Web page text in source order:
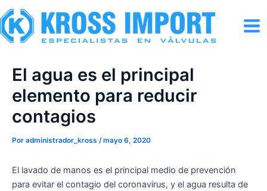
al
contenido
El agua es el principal
elemento para reducir
contagios
Por administrador_kross /mayo 6, 2020
El lavado de manos es el principal medio de prevención
para evitar el contagio del coronavirus, y el agua resulta de